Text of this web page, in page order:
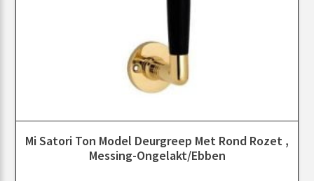
Mi Satori Ton Model Deurgreep Met Rond Rozet ,
Messing-Ongelakt/Ebben